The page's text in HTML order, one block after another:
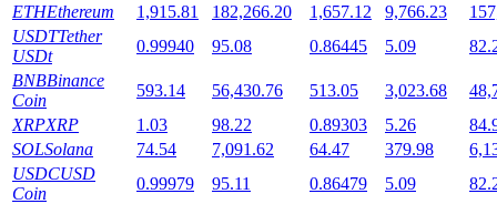
ETHEthereum 1,915.81 182,266.20 1,657.12 9,766.23
USDTTether
USDt
0.99940 95.08 0.86445 5.09
BNBBinance
Coin
593.14 56,430.76 513.05 3,023.68
XRPXRP 1.03 98.22 0.89303 5.26
SOLSolana 74.54 7,091.62 64.47 379.98
USDCUSD
Coin
0.99979 95.11 0.86479 5.09